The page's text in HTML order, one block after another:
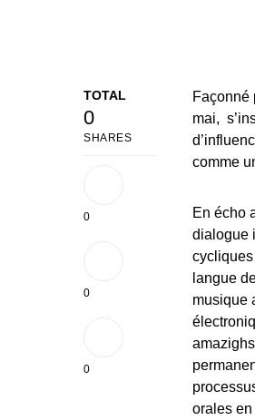
TOTAL
0
SHARES
0
0
0
Façonné
mai,
comme
En écho
dialogue
langue
musique
orales